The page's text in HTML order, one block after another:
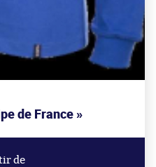
de France »
de